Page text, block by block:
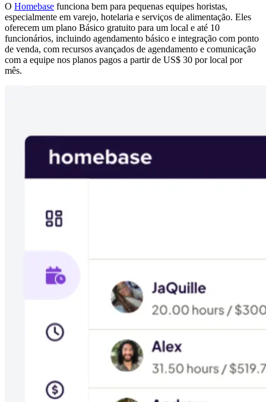
O Homebase funciona bem para pequenas equipes horistas,
especialmente em varejo, hotelaria e serviços de alimentação. Eles
oferecem um plano Básico gratuito para um local e até 10
funcionários, incluindo agendamento básico e integração com ponto
de venda, com recursos avançados de agendamento e comunicação
com a equipe nos planos pagos a partir de US$ 30 por local por
mês.